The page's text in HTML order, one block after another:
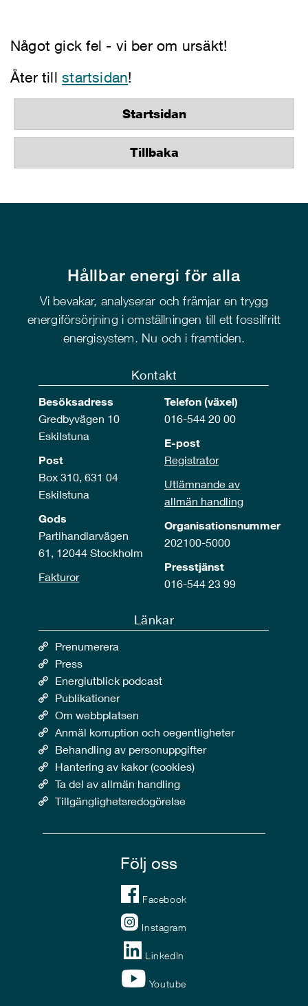
Något gick fel - vi ber om ursäkt!
Åter tillstartsidan!
Startsidan
Tillbaka
Hållbar energi för alla
Vi bevakar, analyserar och främjar en trygg
energiförsörjning i omställningen till ett fossilfritt
energisystem. Nu och i framtiden.
Kontakt
Besöksadress
Gredbyvägen 10
Eskilstuna
Post
Box 310, 631 04
Eskilstuna
Gods
Partihandlarvägen
61, 12044 Stockholm
Fakturor
Telefon (växel)
016-544 20 00
E-post
Registrator
Utlämnande av
allmän handling
Organisationsnummer
202100-5000
Presstjänst
016-544 23 99
Länkar
Prenumerera
Press
Energiutblick podcast
Publikationer
Om webbplatsen
Anmäl korruption och oegentligheter
Behandling av personuppgifter
Hantering av kakor (cookies)
Ta del av allmän handling
Tillgänglighetsredogörelse
Följ oss
Facebook
Instagram
LinkedIn
Youtube